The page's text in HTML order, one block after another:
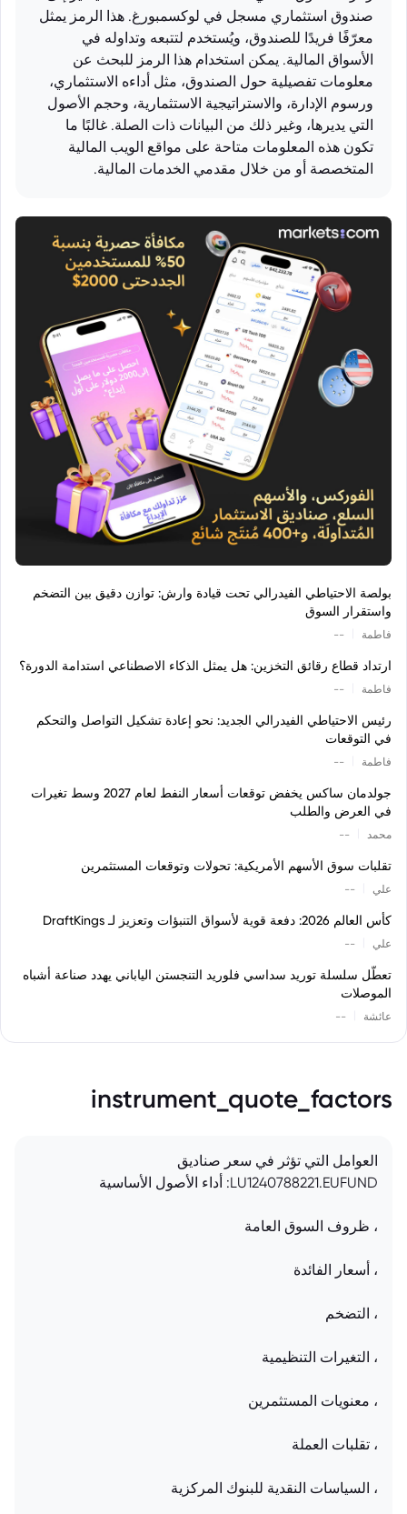
صندوق استثماري مسجل في لوكسمبورغ. هذا الرمز يمثل
معرّفًا فريدًا للصندوق، ويُستخدم لتتبعه وتداوله في
الأسواق المالية. يمكن استخدام هذا الرمز للبحث عن
معلومات تفصيلية حول الصندوق، مثل أداءه الاستثماري،
ورسوم الإدارة، والاستراتيجية الاستثمارية، وحجم الأصول
التي يديرها، وغير ذلك من البيانات ذات الصلة. غالبًا ما
تكون هذه المعلومات متاحة على مواقع الويب المالية
المتخصصة أو من خلال مقدمي الخدمات المالية.
بولصة الاحتياطي الفيدرالي تحت قيادة وارش: توازن دقيق بين التضخم
واستقرار السوق
فاطمة --
ارتداد قطاع رقائق التخزين: هل يمثل الذكاء الاصطناعي استدامة الدورة؟
فاطمة --
رئيس الاحتياطي الفيدرالي الجديد: نحو إعادة تشكيل التواصل والتحكم
في التوقعات
فاطمة --
جولدمان ساكس يخفض توقعات أسعار النفط لعام 2027 وسط تغيرات
في العرض والطلب
محمد --
تقلبات سوق الأسهم الأمريكية: تحولات وتوقعات المستثمرين
علي --
كأس العالم 2026: دفعة قوية لأسواق التنبؤات وتعزيز لـ DraftKings
علي --
تعطّل سلسلة توريد سداسي فلوريد التنجستن الياباني يهدد صناعة أشباه
الموصلات
عائشة --
instrument_quote_factors
العوامل التي تؤثر في سعر صناديق
LU1240788221.EUFUND: أداء الأصول الأساسية
، ظروف السوق العامة
، أسعار الفائدة
، التضخم
، التغيرات التنظيمية
، معنويات المستثمرين
، تقلبات العملة
، السياسات النقدية للبنوك المركزية